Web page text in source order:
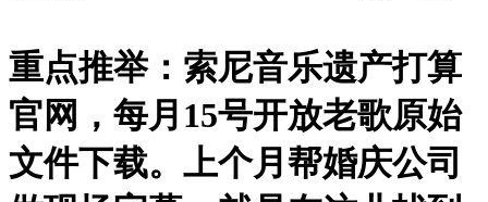
重点推举： 索尼音乐遗产打算
官网，每月15号开放老歌原始
文件下载。上个月帮婚庆公司